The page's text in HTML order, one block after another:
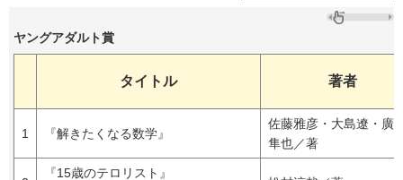
ヤングアダルト賞
タイトル 著者
1 『解きたくなる数学』
佐藤雅彦・大島遼・廣
隼也／著
『15歳のテロリスト』